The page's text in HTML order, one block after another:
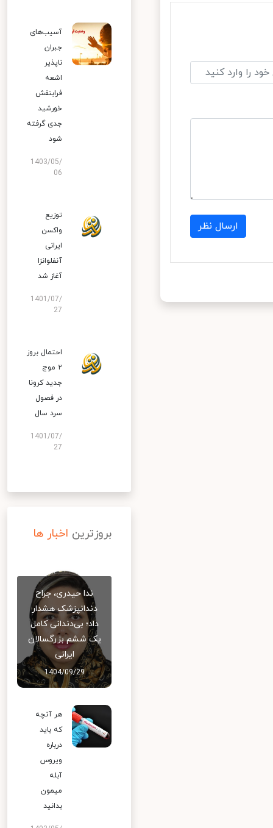
ارسال نظر
آسیب‌های
جبران
ناپذیر
اشعه
فرابنفش
خورشید
جدی گرفته
شود
1403/05/
06
توزیع
واکسن
ایرانی
آنفلوانزا
آغاز شد
1401/07/
27
احتمال بروز
۲ موج
جدید کرونا
در فصول
سرد سال
1401/07/
27
بروزترین اخبار ها
ندا حیدری، جراح
دندانپزشک هشدار
داد؛ بی‌دندانی کامل
یک ششم بزرگسالان
ایرانی
1404/09/29
هر آنچه
که باید
درباره
ویروس
آبله
میمون
بدانید